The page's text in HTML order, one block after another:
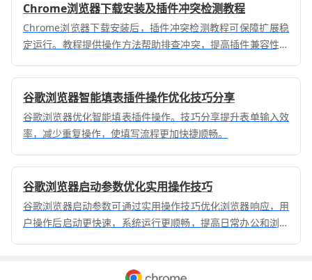
Chrome浏览器下载安装及插件冲突检测教程
Chrome浏览器下载安装后，插件冲突检测教程可保障扩展稳
定运行。教程提供操作方法帮助排查冲突，提高插件兼容性和
谷歌浏览器智能填表插件操作优化技巧分享
谷歌浏览器优化智能填表插件操作。技巧分享提升表单输入效
率，减少重复操作，使填写流程更加快捷顺畅。
谷歌浏览器启动参数优化实用操作技巧
谷歌浏览器启动参数可通过实用操作技巧优化浏览器响应，用
户操作后启动更快速，系统运行更顺畅，提高日常办公和浏览